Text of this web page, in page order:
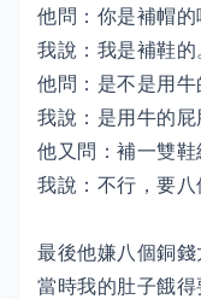
他問：你是補帽的
我說：我是補鞋的
他問：是不是用牛
我說：是用牛的屁
他又問：補一雙鞋
我說：不行，要
最後他嫌八個銅錢
當時我的肚子餓